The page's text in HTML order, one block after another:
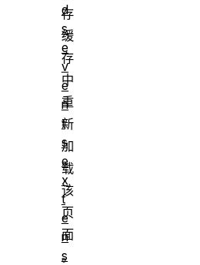
存
缓
存
中
重
新
加
载
该
页
面
。
d
s
e
v
e
n
t
s
e
x
t
e
n
s